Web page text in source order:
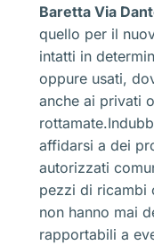
Baretta Via
quello per il
intatti in
oppure usati,
anche ai privati
affidarsi a dei
autorizzati
pezzi di ricambi
non hanno mai
rapportabili a